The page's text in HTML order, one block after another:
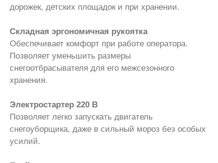
дорожек, детских площадок и при хранении.
Складная эргономичная рукоятка
Обеспечивает комфорт при работе оператора.
Позволяет уменьшить размеры
снегоотбрасывателя для его межсезонного
хранения.
Электростартер 220 В
Позволяет легко запускать двигатель
снегоуборщика, даже в сильный мороз без особых
усилий.